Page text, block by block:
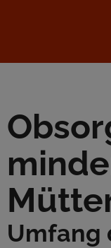
Umfang